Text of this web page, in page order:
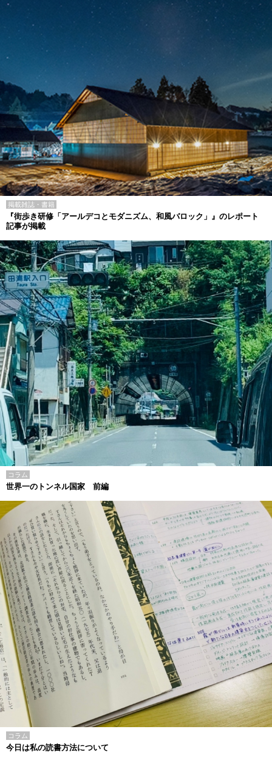
掲載雑誌・書籍
『街歩き研修「アールデコとモダニズム、和風バロック」』のレポート
記事が掲載
コラム
世界一のトンネル国家 前編
コラム
今日は私の読書方法について